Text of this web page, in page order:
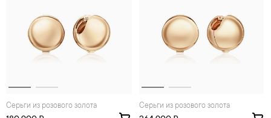
Серьги из розового золота Серьги из розового золота